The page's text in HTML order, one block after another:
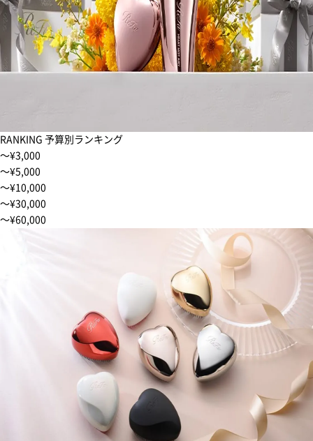
RANKING 予算別ランキング
〜¥3,000
〜¥5,000
〜¥10,000
〜¥30,000
〜¥60,000